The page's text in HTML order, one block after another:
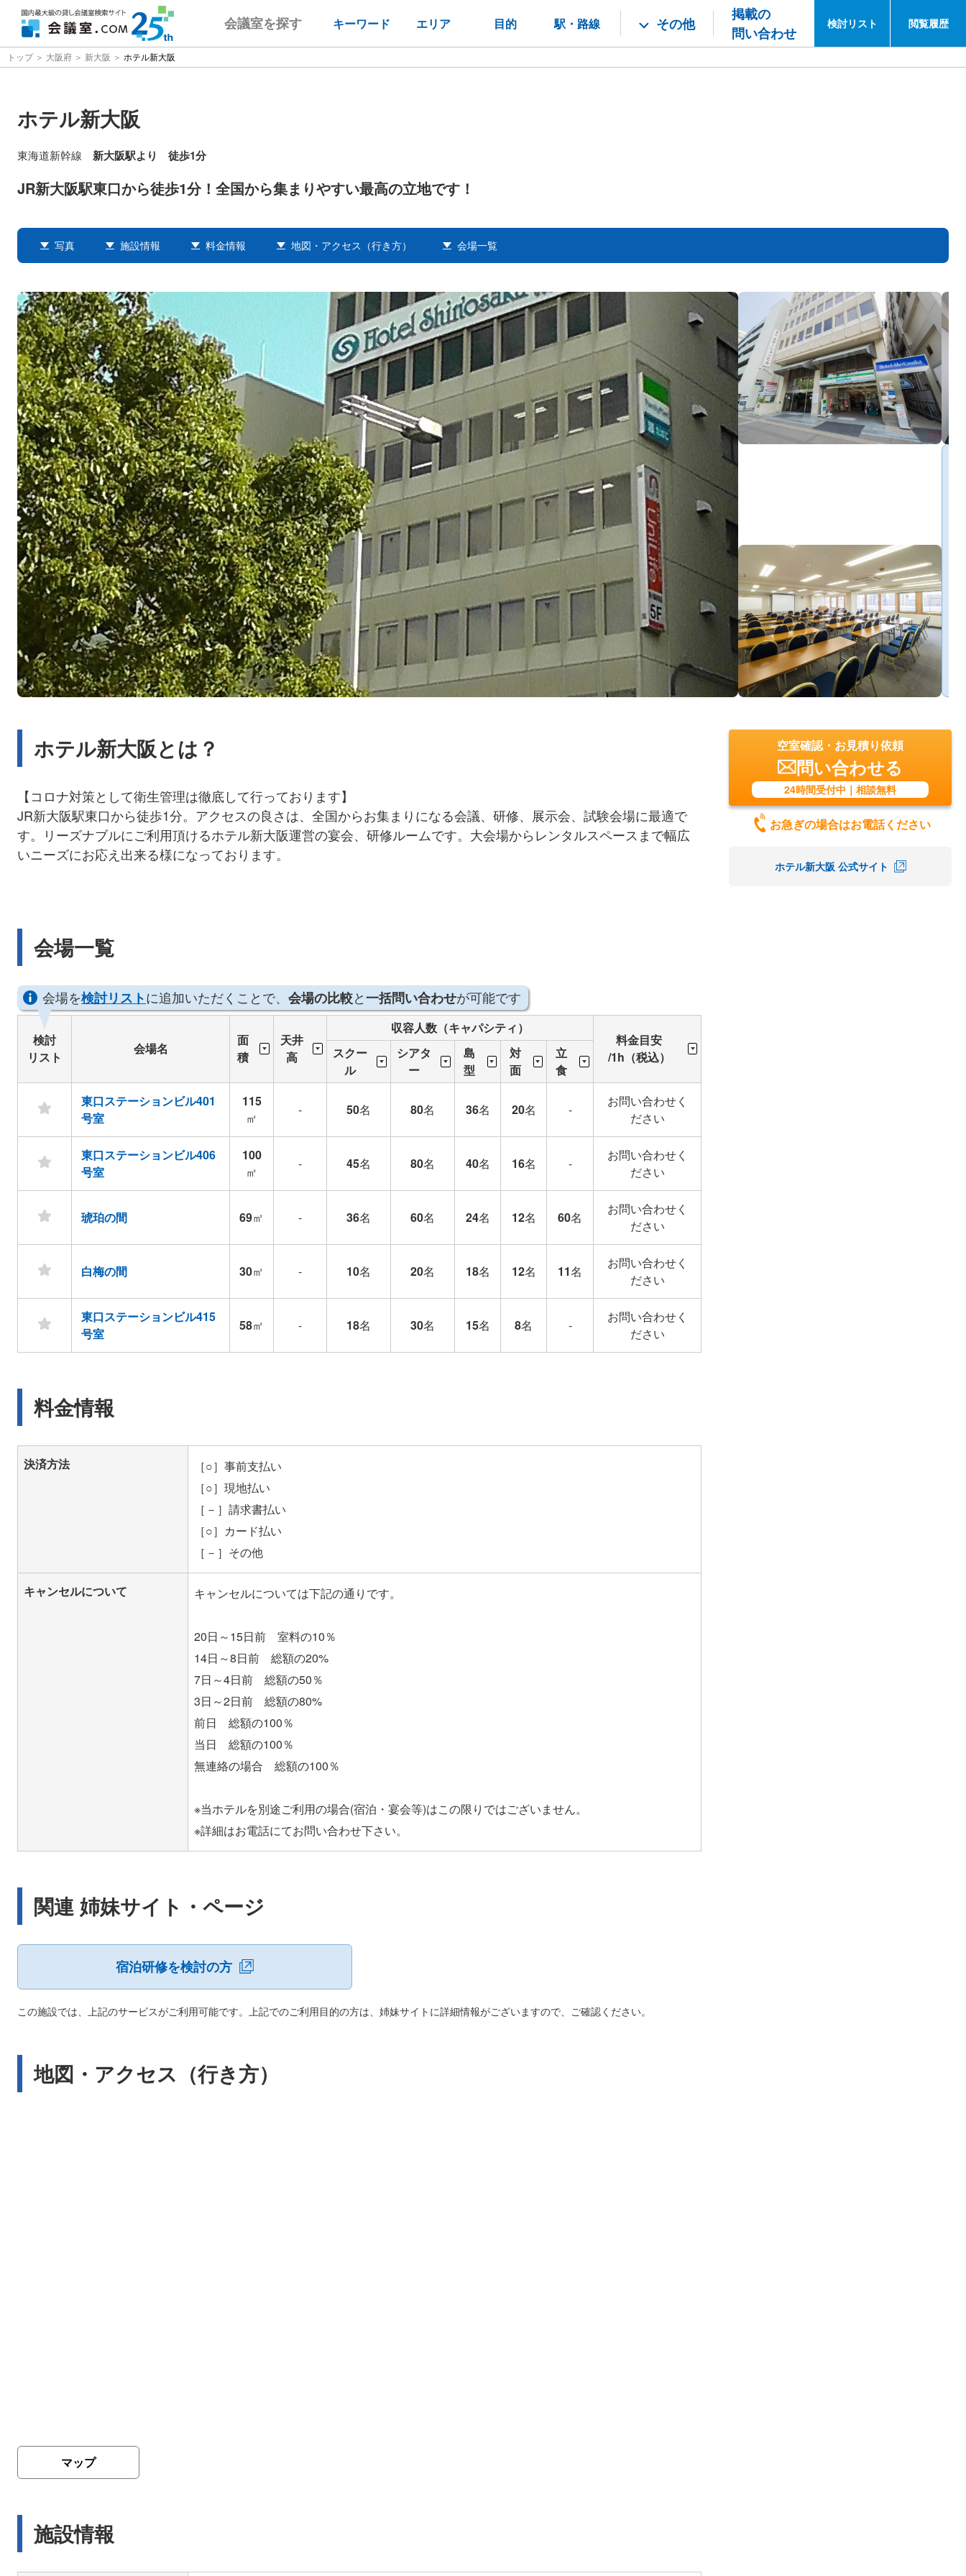
会議室を探す キーワード エリア 目的 駅・路線 その他
掲載の
問い合わせ
検討リスト 閲覧履歴
トップ 大阪府 新大阪 ホテル新大阪
ホテル新大阪
東海道新幹線 新大阪駅より 徒歩1分
JR新大阪駅東口から徒歩1分！全国から集まりやすい最高の立地です！
写真 施設情報 料金情報 地図・アクセス（行き方） 会場一覧
ホテル新大阪とは？
【コロナ対策として衛生管理は徹底して行っております】
JR新大阪駅東口から徒歩1分。アクセスの良さは、全国からお集まりになる会議、研修、展示会、試験会場に最適で
す。リーズナブルにご利用頂けるホテル新大阪運営の宴会、研修ルームです。大会場からレンタルスペースまで幅広
いニーズにお応え出来る様になっております。
会場一覧
会場を検討リストに追加いただくことで、 会場の比較と一括問い合わせが可能です
検討
リスト
会場名
面
積
天井
高
収容人数（キャパシティ）
料金目安
/1h（税込）
スクー
ル
シアタ
ー
島
型
対
面
立
食
東口ステーションビル401
号室
115
㎡
- 50名 80名 36名 20名 -
お問い合わせく
ださい
東口ステーションビル406
号室
100
㎡
- 45名 80名 40名 16名 -
お問い合わせく
ださい
琥珀の間 69㎡ - 36名 60名 24名 12名 60名
お問い合わせく
ださい
白梅の間 30㎡ - 10名 20名 18名 12名 11名
お問い合わせく
ださい
東口ステーションビル415
号室
58㎡ - 18名 30名 15名 8名 -
お問い合わせく
ださい
料金情報
決済方法
［○］事前支払い
［○］現地払い
［－］請求書払い
［○］カード払い
［－］その他
キャンセルについて キャンセルについては下記の通りです。
20日～15日前 室料の10％
14日～8日前 総額の20%
7日～4日前 総額の50％
3日～2日前 総額の80%
前日 総額の100％
当日 総額の100％
無連絡の場合 総額の100％
※当ホテルを別途ご利用の場合(宿泊・宴会等)はこの限りではございません。
関連 姉妹サイト・ページ
宿泊研修を検討の方
この施設では、上記のサービスがご利用可能です。上記でのご利用目的の方は、姉妹サイトに詳細情報がございますので、ご確認ください。
地図・アクセス（行き方）
マップ
施設情報
空室確認・お見積り依頼
問い合わせる
24時間受付中｜相談無料
お急ぎの場合はお電話ください
ホテル新大阪 公式サイト